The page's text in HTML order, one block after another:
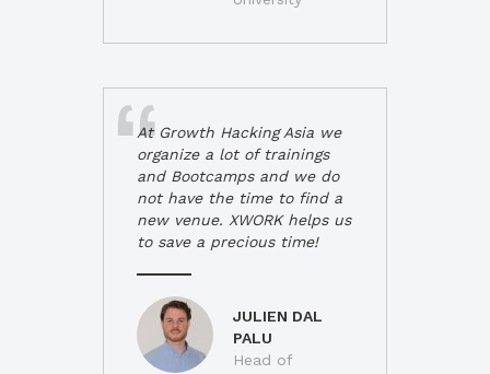
At Growth Hacking Asia we
organize a lot of trainings
and Bootcamps and we do
not have the time to find a
new venue. XWORK helps us
to save a precious time!
JULIEN DAL
PALU
Head of